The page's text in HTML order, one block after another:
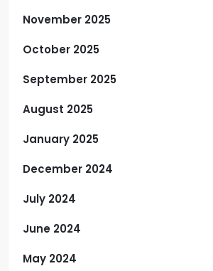
November 2025
October 2025
September 2025
August 2025
January 2025
December 2024
July 2024
June 2024
May 2024